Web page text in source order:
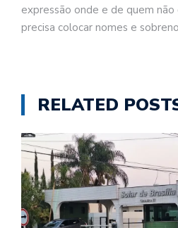
expressão onde e de quem
precisa colocar nomes e
RELATED